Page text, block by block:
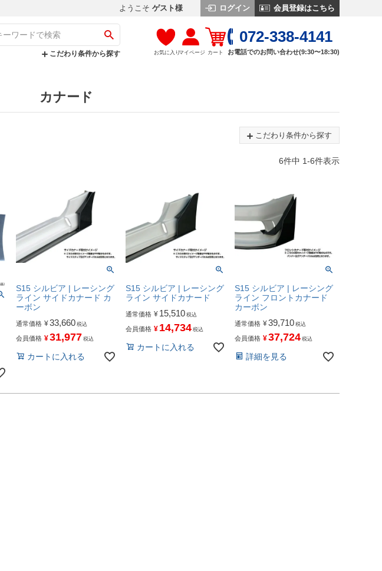
ようこそ ゲスト様 ログイン 会員登録はこちら
こだわり条件から探す お気に入りマイページ カート
072-338-4141
お電話でのお問い合わせ(9:30〜18:30)
カナード
こだわり条件から探す
6件中 1-6件表示
S15 シルビア | レーシング
ライン サイドカナード カ
ーボン
通常価格 ¥33,660 税込
会員価格 ¥31,977 税込
カートに入れる
S15 シルビア | レーシング
ライン サイドカナード
通常価格 ¥ 15,510 税込
会員価格 ¥ 14,734 税込
カートに入れる
S15 シルビア | レーシング
ライン フロントカナード
カーボン
通常価格 ¥39,710 税込
会員価格 ¥37,724 税込
詳細を見る